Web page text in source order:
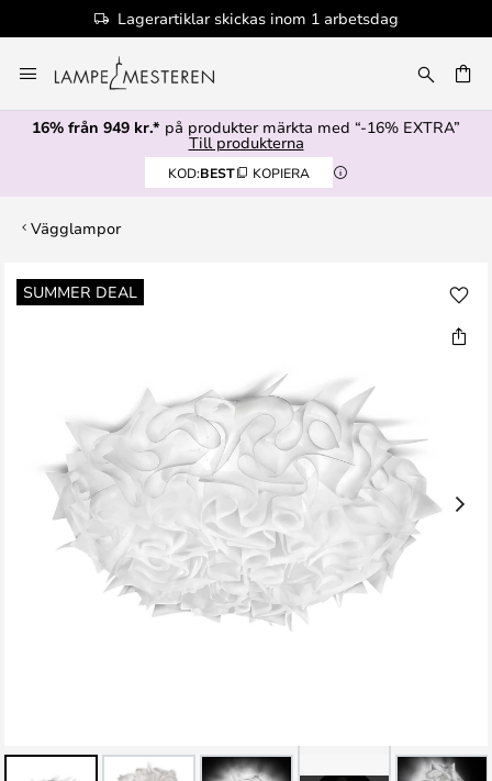
Lagerartiklar skickas inom 1 arbetsdag
till
innehållet
16% från 949 kr.* på produkter märkta med “-16% EXTRA”
Till produkterna
KOD:BEST KOPIERA
Vägglampor
SUMMER DEAL
Hoppa
till